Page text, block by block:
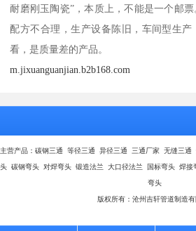
耐磨刚玉陶瓷”，本质上，不能是一个邮
配方不合理，生产设备陈旧，车间型生
看，是质量差的产品。
m.jixuanguanjian.b2b168.com
主营产品：碳钢三通 等径三通 异径三通 三通厂家 无缝三
头 碳钢弯头 对焊弯头 锻造法兰 大口径法兰 国标弯头 焊接
弯头
版权所有：沧州吉轩管道制造有